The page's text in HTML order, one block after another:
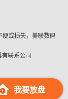
我要放盘
便或损失，美联数码
联系公司